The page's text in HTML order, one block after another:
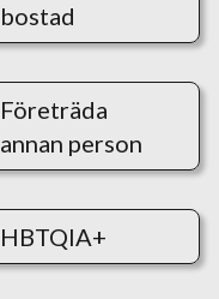
bostad
Företräda
annan person
HBTQIA+